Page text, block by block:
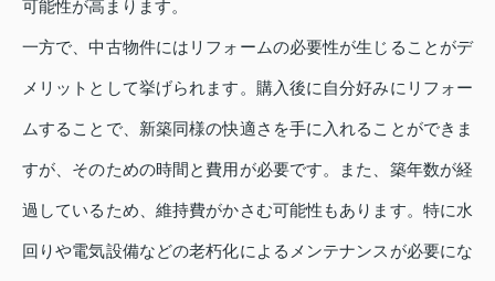
可能性が高まります。
一方で、中古物件にはリフォームの必要性が生じることがデ
メリットとして挙げられます。購入後に自分好みにリフォー
ムすることで、新築同様の快適さを手に入れることができま
すが、そのための時間と費用が必要です。また、築年数が経
過しているため、維持費がかさむ可能性もあります。特に水
回りや電気設備などの老朽化によるメンテナンスが必要にな